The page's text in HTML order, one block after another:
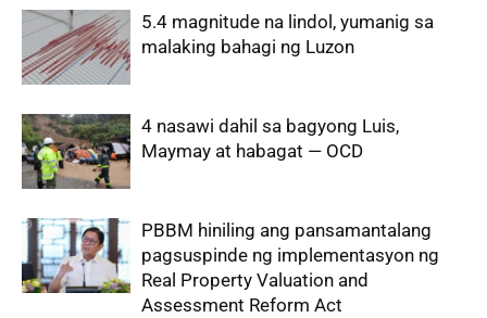
5.4 magnitude na lindol, yumanig sa
malaking bahagi ng Luzon
4 nasawi dahil sa bagyong Luis,
Maymay at habagat — OCD
PBBM hiniling ang pansamantalang
pagsuspinde ng implementasyon ng
Real Property Valuation and
Assessment Reform Act